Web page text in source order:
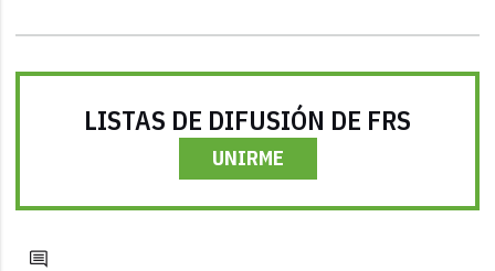
LISTAS DE DIFUSIÓN DE FRS
UNIRME